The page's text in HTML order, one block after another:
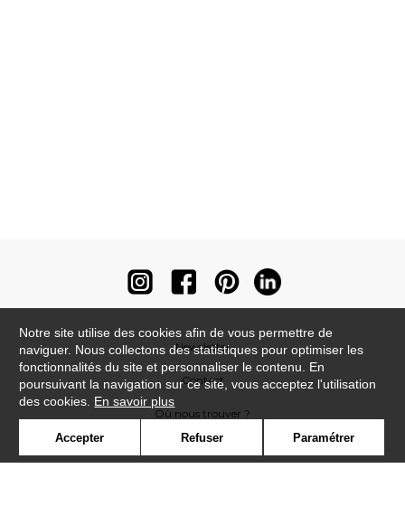
Newsletter
Contact
Où nous trouver ?
Notre site utilise des cookies afin de vous permettre de
naviguer. Nous collectons des statistiques pour optimiser les
fonctionnalités du site et personnaliser le contenu. En
poursuivant la navigation sur ce site, vous acceptez l'utilisation
des cookies. En savoir plus
Accepter Refuser Paramétrer